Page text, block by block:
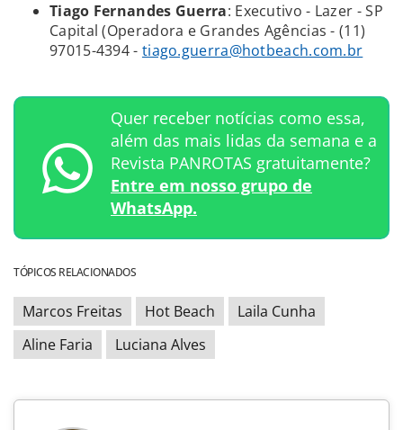
Tiago Fernandes Guerra: Executivo - Lazer - SP
Capital (Operadora e Grandes Agências - (11)
97015-4394 - tiago.guerra@hotbeach.com.br
Quer receber notícias como essa,
além das mais lidas da semana e a
Revista PANROTAS gratuitamente?
Entre em nosso grupo de
WhatsApp.
TÓPICOS RELACIONADOS
Marcos Freitas Hot Beach
Laila Cunha
Aline Faria
Luciana Alves